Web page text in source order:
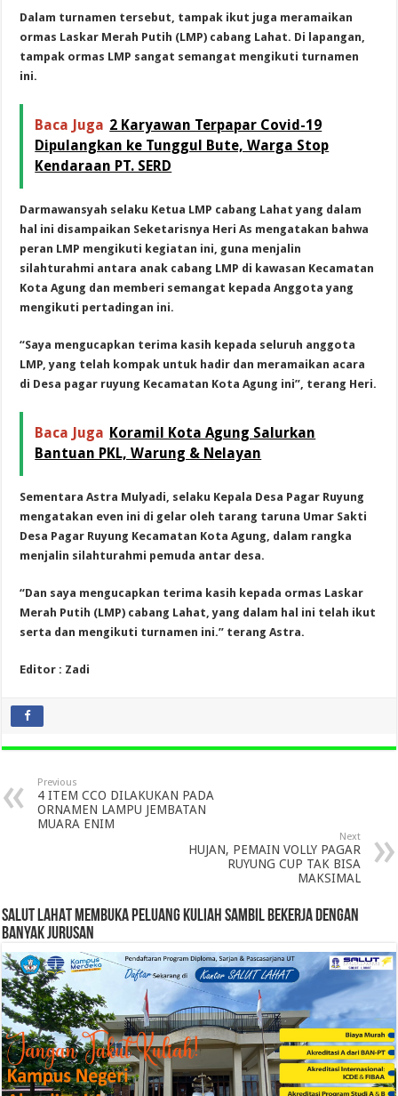
Dalam turnamen tersebut, tampak ikut juga meramaikan
ormas Laskar Merah Putih (LMP) cabang Lahat. Di lapangan,
tampak ormas LMP sangat semangat mengikuti turnamen
ini.
Baca Juga 2 Karyawan Terpapar Covid-19
Dipulangkan ke Tunggul Bute, Warga Stop
Kendaraan PT. SERD
Darmawansyah selaku Ketua LMP cabang Lahat yang dalam
hal ini disampaikan Seketarisnya Heri As mengatakan bahwa
peran LMP mengikuti kegiatan ini, guna menjalin
silahturahmi antara anak cabang LMP di kawasan Kecamatan
Kota Agung dan memberi semangat kepada Anggota yang
mengikuti pertadingan ini.
“Saya mengucapkan terima kasih kepada seluruh anggota
LMP, yang telah kompak untuk hadir dan meramaikan acara
di Desa pagar ruyung Kecamatan Kota Agung ini”, terang Heri.
Baca Juga Koramil Kota Agung Salurkan
Bantuan PKL, Warung & Nelayan
Sementara Astra Mulyadi, selaku Kepala Desa Pagar Ruyung
mengatakan even ini di gelar oleh tarang taruna Umar Sakti
Desa Pagar Ruyung Kecamatan Kota Agung, dalam rangka
menjalin silahturahmi pemuda antar desa.
“Dan saya mengucapkan terima kasih kepada ormas Laskar
Merah Putih (LMP) cabang Lahat, yang dalam hal ini telah ikut
serta dan mengikuti turnamen ini.” terang Astra.
Editor : Zadi
Previous
4 ITEM CCO DILAKUKAN PADA
ORNAMEN LAMPU JEMBATAN
MUARA ENIM
Next
HUJAN, PEMAIN VOLLY PAGAR
RUYUNG CUP TAK BISA
MAKSIMAL
SALUT LAHAT MEMBUKA PELUANG KULIAH SAMBIL BEKERJA DENGAN
BANYAK JURUSAN